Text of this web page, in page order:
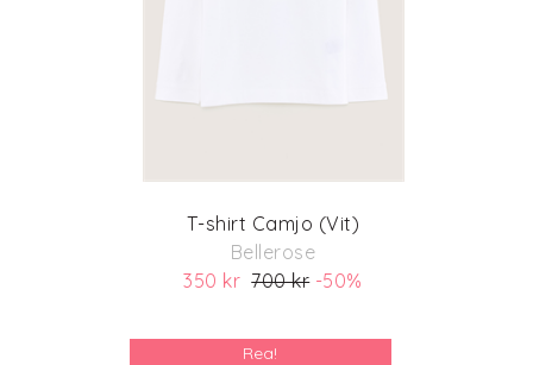
T-shirt Camjo (Vit)
Bellerose
350 kr700 kr-50%
Rea!